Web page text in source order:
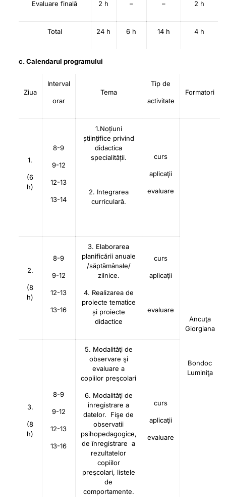
Evaluare finală 2 h – – 2 h
Total 24 h 6 h 14 h 4 h
c. Calendarul programului
Ziua
Interval
orar
Tema
Tip de
activitate
Formatori
1.
(6
h)
8-9
9-12
12-13
13-14
1.Noțiuni
științifice privind
didactica
specialității.
2. Integrarea
curriculară.
curs
aplicaţii
evaluare
Ancuţa
Giorgiana
Bondoc
Luminiţa
2.
(8
h)
8-9
9-12
12-13
13-16
3. Elaborarea
planificării anuale
/săptămânale/
zilnice.
4. Realizarea de
proiecte tematice
și proiecte
didactice
curs
aplicaţii
evaluare
3.
(8
h)
8-9
9-12
12-13
13-16
5. Modalităţi de
observare şi
evaluare a
copiilor preşcolari
6. Modalităţi de
inregistrare a
datelor. Fişe de
observatii
psihopedagogice,
de înregistrare a
rezultatelor
copiilor
preşcolari, listele
de
comportamente.
curs
aplicaţii
evaluare